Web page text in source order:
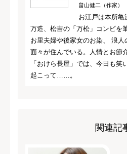
畠山健二（作家）
お江戸は本所亀
万造、松吉の「万松」コンビを
お里夫婦や後家女のお染、 浪人
面々が住んでいる。人情とお節
「おけら長屋」では、今日も笑
起こって……。
関連記